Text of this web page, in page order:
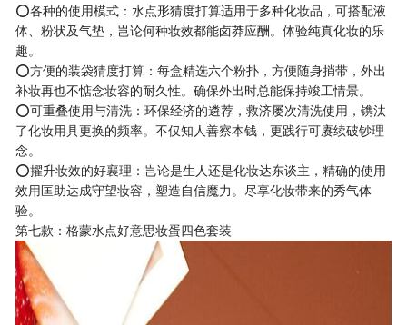
⭕各种的使用模式：水点形猜度打算适用于多种化妆品，可搭配液
体、粉状及气垫，岂论何种妆效都能卤莽应酬。体验纯真化妆的乐
趣。
⭕方便的装袋猜度打算：每盒精选六个粉扑，方便随身捎带，外出
补妆再也不惦念妆容的耐久性。确保外出时总能保持竣工情景。
⭕可重叠使用与清洗：环保经济的遴荐，救济屡次清洗使用，镌汰
了化妆用具更换的频率。不仅知人善察本钱，更践行可赓续破钞理
念。
⭕擢升妆效的好襄理：岂论是生人还是化妆达东谈主，精确的使用
效用匡助达成守望妆容，塑造自信魔力。尽享化妆带来的秀气体
验。
第七款：格蒙水点好意思妆蛋四色套装